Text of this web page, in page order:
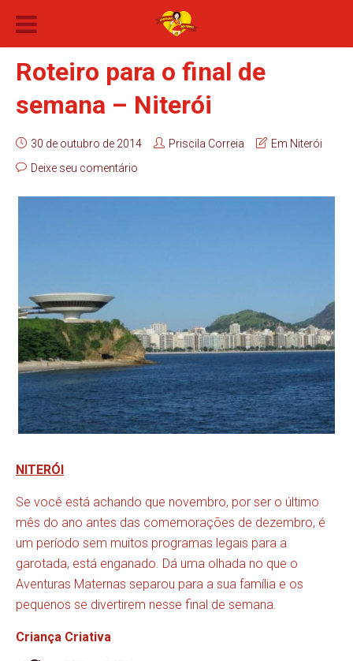
Roteiro para o final de
semana – Niterói
30 de outubro de 2014 Priscila Correia
Em Niterói
Deixe seu comentário
NITERÓI
Se você está achando que novembro, por ser o último
mês do ano antes das comemorações de dezembro, é
um período sem muitos programas legais para a
garotada, está enganado. Dá uma olhada no que o
Aventuras Maternas separou para a sua família e os
pequenos se divertirem nesse final de semana.
Criança Criativa